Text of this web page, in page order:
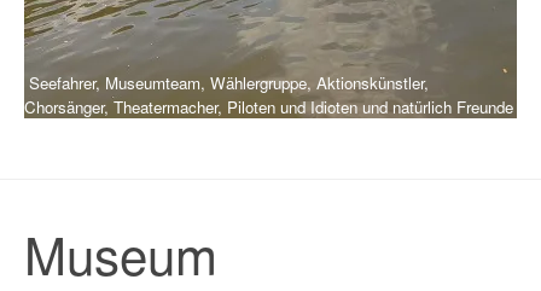
Seefahrer, Museumteam, Wählergruppe, Aktionskünstler,
Chorsänger, Theatermacher, Piloten und Idioten und natürlich Freunde
Museum